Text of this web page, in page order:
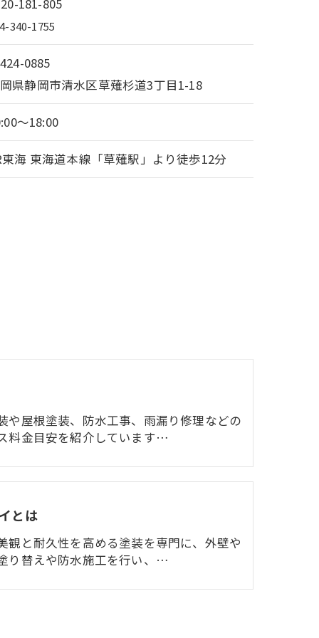
181-805
340-1755
0885
県静岡市清水区草薙杉道3丁目1-18
～18:00
東海 東海道本線「草薙駅」より徒歩12分
や屋根塗装、防水工事、雨漏り修理などの
料金目安を紹介しています…
とは
観と耐久性を高める塗装を専門に、外壁や
り替えや防水施工を行い、…